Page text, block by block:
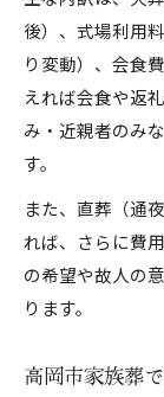
後）、式場利用
り変動）、会食
えれば会食や返
み・近親者のみ
す。
また、直葬（通
れば、さらに費
の希望や故人の
ります。
高岡市家族葬